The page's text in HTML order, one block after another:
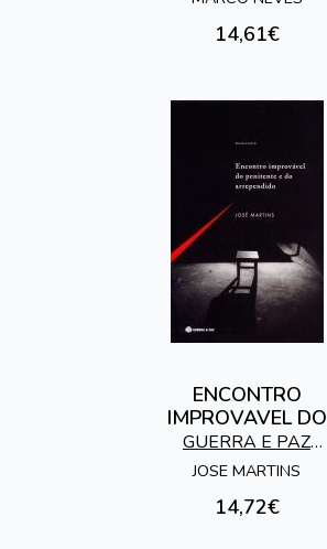
14,61€
ENCONTRO
IMPROVAVEL DO
PENITENTE E DO
ARREPENTIDO
GUERRA E PAZ
EDITORES
JOSE MARTINS
14,72€